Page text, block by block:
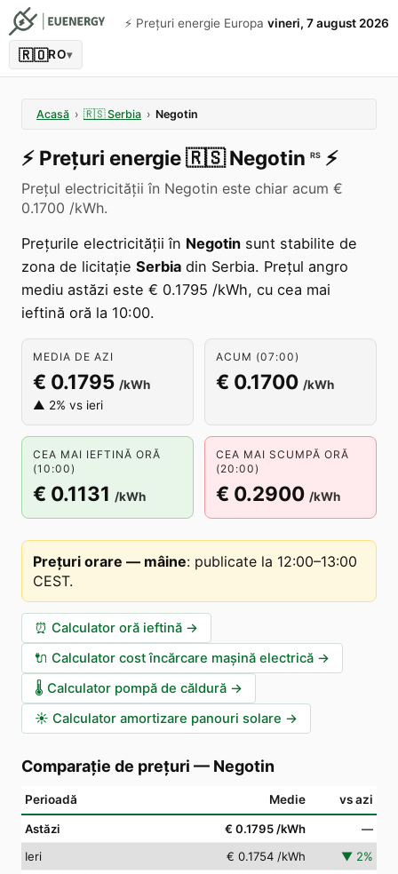
⚡️ Prețuri energie Europa vineri, 7 august 2026
🇷🇴RO▾
Acasă › 🇷🇸 Serbia › Negotin
⚡️ Prețuri energie🇷🇸 Negotin RS ⚡️
Prețul electricității în Negotin este chiar acum €
0.1700 /kWh.
Prețurile electricității în Negotin sunt stabilite de
zona de licitație Serbia din Serbia. Prețul angro
mediu astăzi este € 0.1795 /kWh, cu cea mai
ieftină oră la 10:00.
MEDIA DE AZI
€ 0.1795 /kWh
▲ 2% vs ieri
ACUM (07:00)
€ 0.1700 /kWh
CEA MAI IEFTINĂ ORĂ
(10:00)
€ 0.1131 /kWh
CEA MAI SCUMPĂ ORĂ
(20:00)
€ 0.2900 /kWh
Prețuri orare — mâine: publicate la 12:00–13:00
CEST.
⏰ Calculator oră ieftină →
🔌 Calculator cost încărcare mașină electrică →
🌡️ Calculator pompă de căldură →
☀️ Calculator amortizare panouri solare →
Comparație de prețuri — Negotin
Perioadă Medie vs azi
Astăzi € 0.1795 /kWh
—
Ieri
€ 0.1754 /kWh ▼ 2%